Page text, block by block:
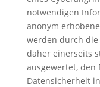
notwendigen
anonym
werden durch die
daher einerseits
ausgewertet, den
Datensicherheit